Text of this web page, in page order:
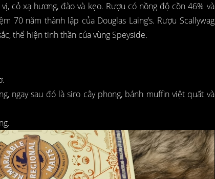
cỏ xạ hương, đào và kẹo. Rượu có nồng độ cồn 46% và
70 năm thành lập của Douglas Laing’s. Rượu Scallywag
thể hiện tinh thần của vùng Speyside.
ngay sau đó là siro cây phong, bánh muffin việt quất và